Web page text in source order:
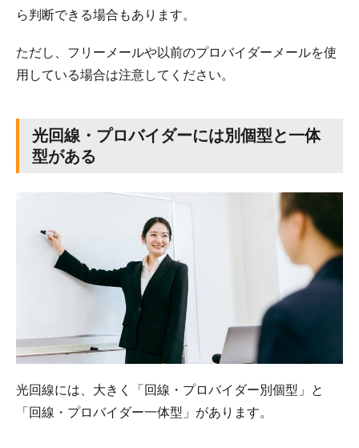
ら判断できる場合もあります。
ただし、フリーメールや以前のプロバイダーメールを使
用している場合は注意してください。
光回線・プロバイダーには別個型と一体
型がある
光回線には、大きく「回線・プロバイダー別個型」と
「回線・プロバイダー一体型」があります。